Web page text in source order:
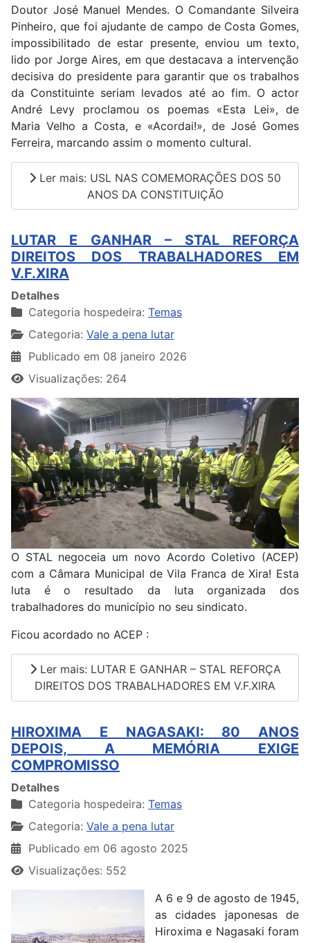
Doutor José Manuel Mendes. O Comandante Silveira
Pinheiro, que foi ajudante de campo de Costa Gomes,
impossibilitado de estar presente, enviou um texto,
lido por Jorge Aires, em que destacava a intervenção
decisiva do presidente para garantir que os trabalhos
da Constituinte seriam levados até ao fim. O actor
André Levy proclamou os poemas «Esta Lei», de
Maria Velho a Costa, e «Acordai!», de José Gomes
Ferreira, marcando assim o momento cultural.
Ler mais: USL NAS COMEMORAÇÕES DOS 50
ANOS DA CONSTITUIÇÃO
LUTAR E GANHAR – STAL REFORÇA
DIREITOS DOS TRABALHADORES EM
V.F.XIRA
Detalhes
Categoria hospedeira: Temas
Categoria: Vale a pena lutar
Publicado em 08 janeiro 2026
Visualizações: 264
O STAL negoceia um novo Acordo Coletivo (ACEP)
com a Câmara Municipal de Vila Franca de Xira! Esta
luta é o resultado da luta organizada dos
trabalhadores do município no seu sindicato.
Ficou acordado no ACEP :
Ler mais: LUTAR E GANHAR – STAL REFORÇA
DIREITOS DOS TRABALHADORES EM V.F.XIRA
HIROXIMA E NAGASAKI: 80 ANOS
DEPOIS, A MEMÓRIA EXIGE
COMPROMISSO
Detalhes
Categoria hospedeira: Temas
Categoria: Vale a pena lutar
Publicado em 06 agosto 2025
Visualizações: 552
A 6 e 9 de agosto de 1945,
as cidades japonesas de
Hiroxima e Nagasaki foram